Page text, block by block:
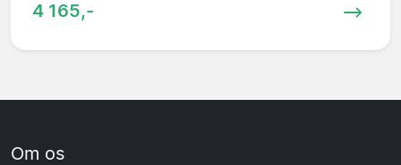
4 165,-
Om os